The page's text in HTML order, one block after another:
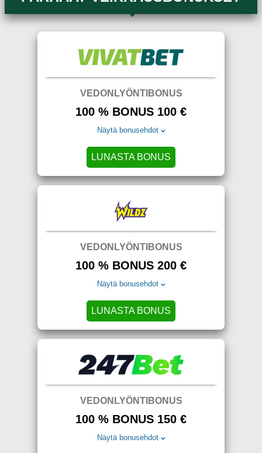
VEDONLYÖNTIBONUS
100 % BONUS 100 €
Näytä bonusehdot
LUNASTA BONUS
VEDONLYÖNTIBONUS
100 % BONUS 200 €
Näytä bonusehdot
LUNASTA BONUS
VEDONLYÖNTIBONUS
100 % BONUS 150 €
Näytä bonusehdot